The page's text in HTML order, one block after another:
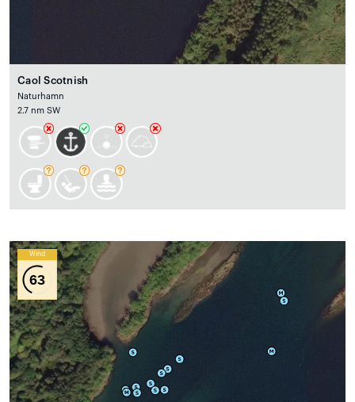
Caol Scotnish
Naturhamn
2.7 nm SW
Wind
63